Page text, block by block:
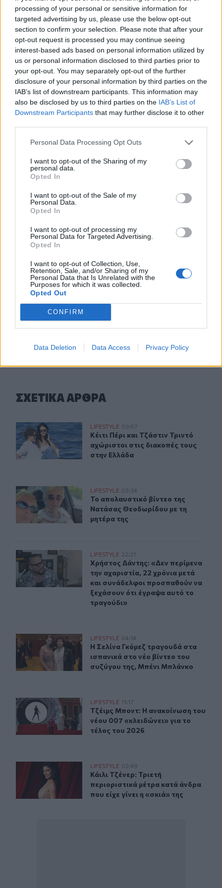
processing of your personal or sensitive information for
targeted advertising by us, please use the below opt-out
section to confirm your selection. Please note that after your
opt-out request is processed you may continue seeing
interest-based ads based on personal information utilized by
us or personal information disclosed to third parties prior to
your opt-out. You may separately opt-out of the further
disclosure of your personal information by third parties on the
IAB’s list of downstream participants. This information may
also be disclosed by us to third parties on the IAB’s List of
Downstream Participants that may further disclose it to other
Personal Data Processing Opt Outs
I want to opt-out of the Sharing of my
personal data.
Opted In
I want to opt-out of the Sale of my
Personal Data.
Opted In
I want to opt-out of processing my
Personal Data for Targeted Advertising.
Opted In
I want to opt-out of Collection, Use,
Retention, Sale, and/or Sharing of my
Personal Data that Is Unrelated with the
Purposes for which it was collected.
Opted Out
CONFIRM
Data Deletion Data Access Privacy Policy
Κέιτι Πέρι και Τζάστιν Τριντό αχώριστοι στις διακοπές
τους στην Ελλάδα
09:54
Περιφέρεια Κρήτης: Σε εξέλιξη το Πρόγραμμα
Καταπολέμησης Κουνουπιών 2026–2028
09:47
ΒΟΑΚ: Κυκλοφοριακές ρυθμίσεις στην περιοχή της
γέφυρας Ξηροποτάμου
κόσμο το 2026
09:36
Γουδί: Χωρίς τις αισθήσεις της ανασύρθηκε 53χρονη από
09:35
Διορισμοί εκπαιδευτικών: Δεν καλύπτουν ούτε τις
συνταξιοδοτήσεις- Ελάχιστες οι θέσεις στο Ηράκλειο
09:28
φορτηγό στην Παλαιοκώμη
09:13
ΣΧΕΤΙΚA AΡΘΡΑ
Κέιτι Πέρι και Τζάστιν Τριντό αχώριστοι στις
LIFESTYLE 09:57
Κέιτι Πέρι και Τζάστιν Τριντό
Κέιτι Πέρι και Τζάστιν Τριντό
αχώριστοι στις διακοπές τους
στην Ελλάδα
Το απολαυστικό βίντεο της Νατάσας Θεοδωρίδου με τη
LIFESTYLE 03:34
Το απολαυστικό βίντεο της
Το απολαυστικό βίντεο της
Νατάσας Θεοδωρίδου με τη
μητέρα της
Χρήστος Δάντης: «Δεν περίμενα την αχαριστία, 22
LIFESTYLE 22:21
Χρήστος Δάντης: «Δεν περίμενα
Χρήστος Δάντης: «Δεν περίμενα
την αχαριστία, 22 χρόνια μετά
και συνάδελφοι προσπαθούν να
ξεχάσουν ότι έγραψα αυτό το
τραγούδι»
Η Σελίνα Γκόμεζ συμμετέχει στο μουσικό βίντεο
LIFESTYLE 04:14
Η Σελίνα Γκόμεζ τραγουδά στα
Η Σελίνα Γκόμεζ τραγουδά στα
ισπανικά στο νέο βίντεο του
συζύγου της, Μπένι Μπλάνκο
Τζέιμς Μποντ: Η ανακοίνωση του νέου 007 «κλειδώνει»
LIFESTYLE 11:17
Τζέιμς Μποντ: Η ανακοίνωση του
Τζέιμς Μποντ: Η ανακοίνωση του
νέου 007 «κλειδώνει» για το
τέλος του 2026
Κάιλι Τζένερ: Τριετή περιοριστικά μέτρα κατά άνδρα
LIFESTYLE 02:49
Κάιλι Τζένερ: Τριετή περιοριστικά
Κάιλι Τζένερ: Τριετή
περιοριστικά μέτρα κατά άνδρα
που είχε γίνει η «σκιά» της